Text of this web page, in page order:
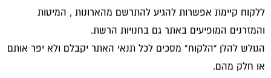
ללקוח קיימת אפשרות להגיע להתרשם מהארונות , המיטות
והמזרנים המופיעים באתר גם בחנויות הרשת.
הגולש להלן “הלקוח” מסכים לכל תנאי האתר יקבלם ולא יפר אותם
או חלק מהם.